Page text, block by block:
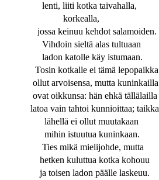
lenti, liiti kotka taivahalla,
korkealla,
jossa keinuu kehdot salamoiden.
Vihdoin sieltä alas tultuaan
ladon katolle käy istumaan.
Tosin kotkalle ei tämä lepopaikka
ollut arvoisensa, mutta kuninkailla
ovat oikkunsa: hän ehkä tällälailla
latoa vain tahtoi kunnioittaa; taikka
lähellä ei ollut muutakaan
mihin istuutua kuninkaan.
Ties mikä mielijohde, mutta
hetken kuluttua kotka kohouu
ja toisen ladon päälle laskeuu.